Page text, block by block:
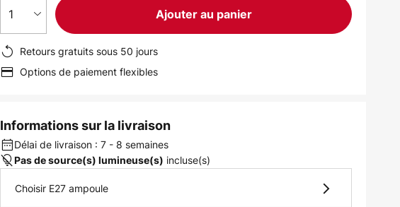
1 Ajouter au panier
Retours gratuits sous 50 jours
Options de paiement flexibles
Informations sur la livraison
Délai de livraison : 7 - 8 semaines
Pas de source(s) lumineuse(s) incluse(s)
Choisir E27 ampoule